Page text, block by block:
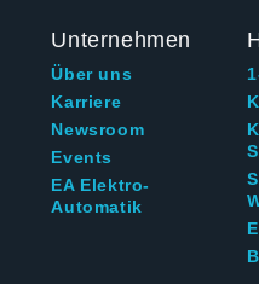
Unternehmen
Über uns
Karriere
Newsroom
Events
EA Elektro-
Automatik